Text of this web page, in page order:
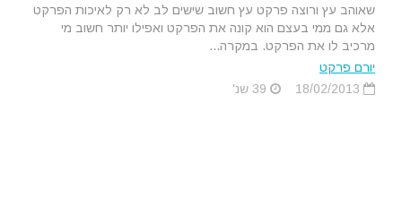
שאוהב עץ ורוצה פרקט עץ חשוב שישים לב לא רק לאיכות הפרקט
אלא גם ממי בעצם הוא קונה את הפרקט ואפילו יותר חשוב מי
מרכיב לו את הפרקט. במקרה...
יורם פרקט